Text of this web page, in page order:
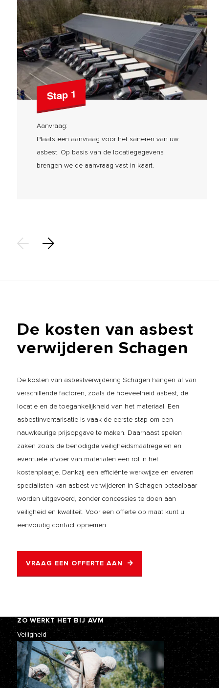
Stap 1
Aanvraag:
Plaats een aanvraag voor het saneren van uw
asbest. Op basis van de locatiegegevens
brengen we de aanvraag vast in kaart.
De kosten van asbest
verwijderen Schagen
De kosten van asbestverwijdering Schagen hangen af van
verschillende factoren, zoals de hoeveelheid asbest, de
locatie en de toegankelijkheid van het materiaal. Een
asbestinventarisatie is vaak de eerste stap om een
nauwkeurige prijsopgave te maken. Daarnaast spelen
zaken zoals de benodigde veiligheidsmaatregelen en
eventuele afvoer van materialen een rol in het
kostenplaatje. Dankzij een efficiënte werkwijze en ervaren
specialisten kan asbest verwijderen in Schagen betaalbaar
worden uitgevoerd, zonder concessies te doen aan
veiligheid en kwaliteit. Voor een offerte op maat kunt u
eenvoudig contact opnemen.
VRAAG EEN OFFERTE AAN
ZO WERKT HET BIJ AVM
Veiligheid